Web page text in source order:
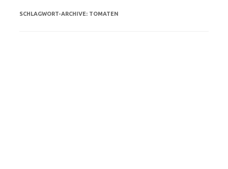
SCHLAGWORT-ARCHIVE: TOMATEN